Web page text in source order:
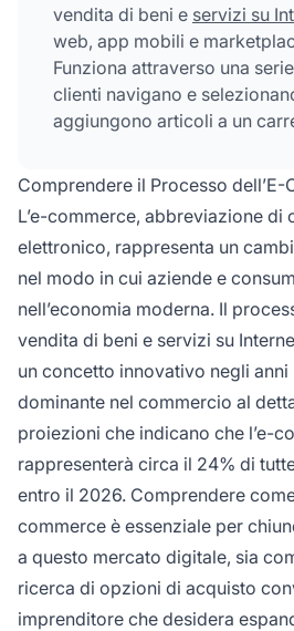
vendita di beni e servizi su
web, app mobili e
Funziona attraverso una
clienti navigano e
aggiungono articoli a un
informazioni di pagamento,
ed evade l'ordine e infine
o fornisce l'accesso digitale
Comprendere il Processo dell’E-
L’e-commerce, abbreviazione di
elettronico, rappresenta un
nel modo in cui aziende e
nell’economia moderna. Il
vendita di beni e servizi su
un concetto innovativo negli anni
dominante nel commercio al
proiezioni che indicano che l’e-
rappresenterà circa il 24% di
entro il 2026. Comprendere
commerce è essenziale per
a questo mercato digitale, sia
ricerca di opzioni di acquisto
imprenditore che desidera